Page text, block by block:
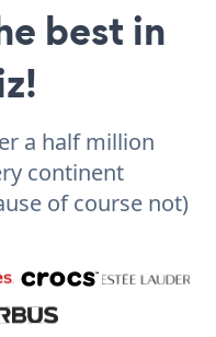
best in
a half million
continent
of course not)